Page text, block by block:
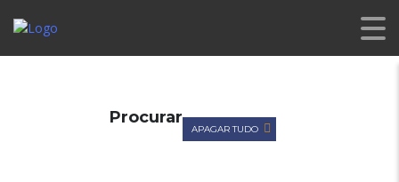
CL PREMIUM
Procurar
APAGAR TUDO